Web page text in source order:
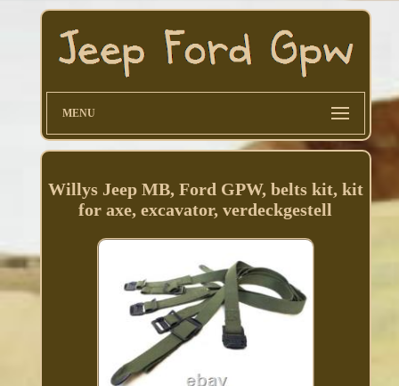
MENU
Willys Jeep MB, Ford GPW, belts kit, kit
for axe, excavator, verdeckgestell